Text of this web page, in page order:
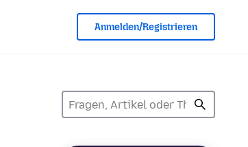
Anmelden/Registrieren